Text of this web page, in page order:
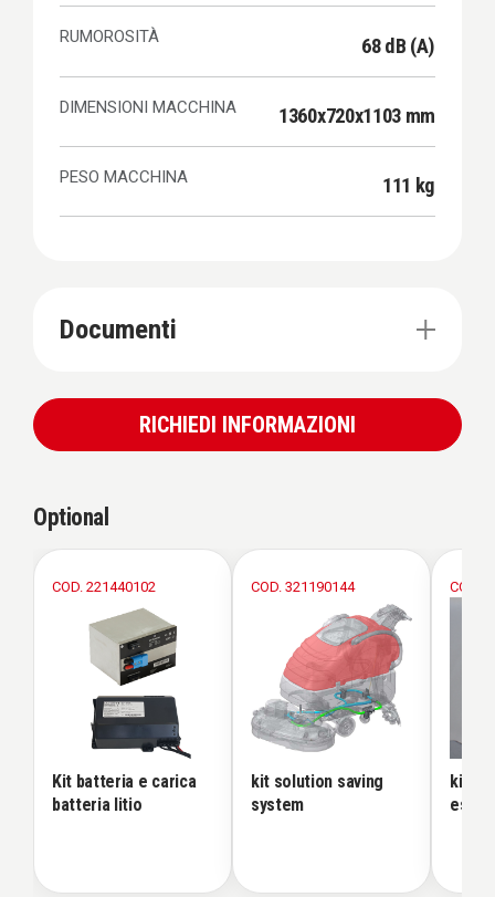
RUMOROSITÀ 68 dB (A)
DIMENSIONI MACCHINA 1360x720x1103 mm
PESO MACCHINA 111 kg
Documenti
RICHIEDI INFORMAZIONI
Optional
COD. 221440102
Kit batteria e carica
batteria litio
COD. 321190144
kit solution saving
system
COD.
kit